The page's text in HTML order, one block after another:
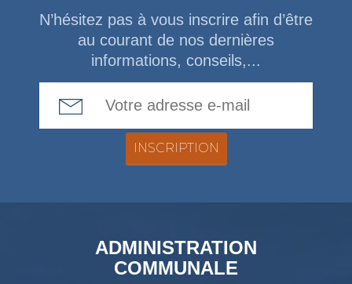
N’hésitez pas à vous inscrire afin d’être
au courant de nos dernières
informations, conseils,...
ADMINISTRATION
COMMUNALE